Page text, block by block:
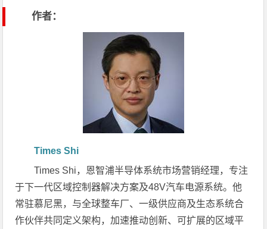
作者：
Times Shi
Times Shi，恩智浦半导体系统市场营销经理，专注
于下一代区域控制器解决方案及48V汽车电源系统。他
常驻慕尼黑，与全球整车厂、一级供应商及生态系统合
作伙伴共同定义架构，加速推动创新、可扩展的区域平